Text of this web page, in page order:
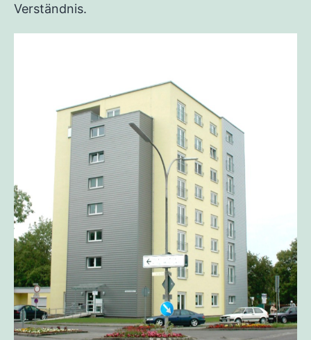
Verständnis.